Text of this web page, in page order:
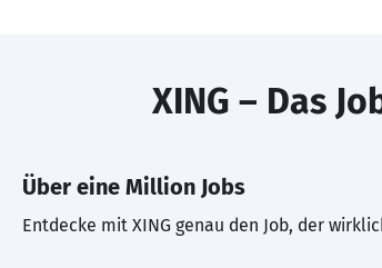
XING – Das
Über eine Million Jobs
Entdecke mit XING genau den Job, der